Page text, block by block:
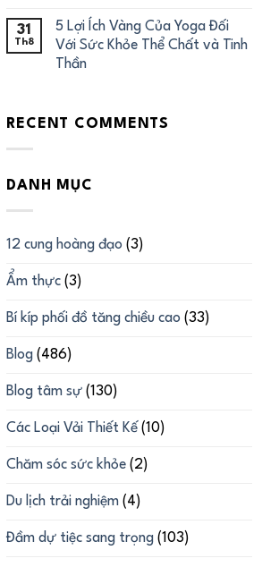
31
Th8
5 Lợi Ích Vàng Của Yoga Đối
Với Sức Khỏe Thể Chất và Tinh
Thần
RECENT COMMENTS
DANH MỤC
12 cung hoàng đạo (3)
Ẩm thực (3)
Bí kíp phối đồ tăng chiều cao (33)
Blog (486)
Blog tâm sự (130)
Các Loại Vải Thiết Kế (10)
Chăm sóc sức khỏe (2)
Du lịch trải nghiệm (4)
Đầm dự tiệc sang trọng (103)